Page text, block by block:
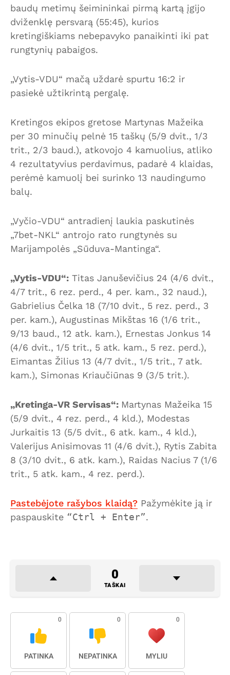
baudų metimų šeimininkai pirmą kartą įgijo
dviženklę persvarą (55:45), kurios
kretingiškiams nebepavyko panaikinti iki pat
rungtynių pabaigos.
„Vytis-VDU“ mačą uždarė spurtu 16:2 ir
pasiekė užtikrintą pergalę.
Kretingos ekipos gretose Martynas Mažeika
per 30 minučių pelnė 15 taškų (5/9 dvit., 1/3
trit., 2/3 baud.), atkovojo 4 kamuolius, atliko
4 rezultatyvius perdavimus, padarė 4 klaidas,
perėmė kamuolį bei surinko 13 naudingumo
balų.
„Vyčio-VDU“ antradienį laukia paskutinės
„7bet-NKL“ antrojo rato rungtynės su
Marijampolės „Sūduva-Mantinga“.
„Vytis-VDU“: Titas Januševičius 24 (4/6 dvit.,
4/7 trit., 6 rez. perd., 4 per. kam., 32 naud.),
Gabrielius Čelka 18 (7/10 dvit., 5 rez. perd., 3
per. kam.), Augustinas Mikštas 16 (1/6 trit.,
9/13 baud., 12 atk. kam.), Ernestas Jonkus 14
(4/6 dvit., 1/5 trit., 5 atk. kam., 5 rez. perd.),
Eimantas Žilius 13 (4/7 dvit., 1/5 trit., 7 atk.
kam.), Simonas Kriaučiūnas 9 (3/5 trit.).
„Kretinga-VR Servisas“: Martynas Mažeika 15
(5/9 dvit., 4 rez. perd., 4 kld.), Modestas
Jurkaitis 13 (5/5 dvit., 6 atk. kam., 4 kld.),
Valerijus Anisimovas 11 (4/6 dvit.), Rytis Zabita
8 (3/10 dvit., 6 atk. kam.), Raidas Nacius 7 (1/6
trit., 5 atk. kam., 4 rez. perd.).
Pastebėjote rašybos klaidą? Pažymėkite ją ir
paspauskite
Ctrl + Enter .
0
TAŠKAI
0
PATINKA
0
NEPATINKA
0
MYLIU